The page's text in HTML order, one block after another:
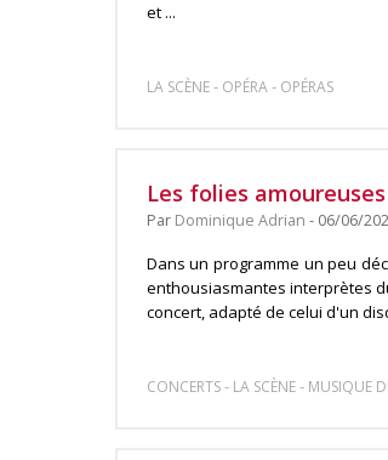
et ...
LA SCÈNE- OPÉRA- OPÉRAS
Les folies
Par Dominique Adrian - 06/06/
Dans un programme un peu
enthousiasmantes interprètes
concert, adapté de celui d'un
CONCERTS- LA SCÈNE- MUSIQUE